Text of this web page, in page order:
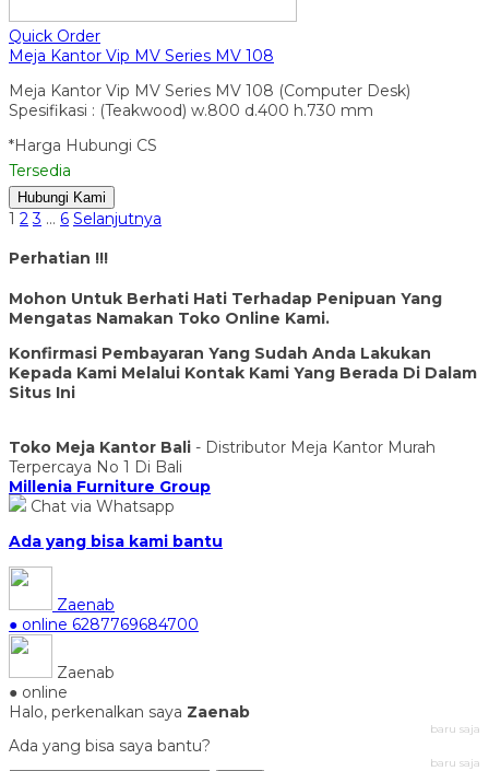
Quick Order
Meja Kantor Vip MV Series MV 108
Meja Kantor Vip MV Series MV 108 (Computer Desk)
Spesifikasi : (Teakwood) w.800 d.400 h.730 mm
*Harga Hubungi CS
Tersedia
Hubungi Kami
1 2 3 … 6 Selanjutnya
Perhatian !!!
Mohon Untuk Berhati Hati Terhadap Penipuan Yang
Mengatas Namakan Toko Online Kami.
Konfirmasi Pembayaran Yang Sudah Anda Lakukan
Kepada Kami Melalui Kontak Kami Yang Berada Di Dalam
Situs Ini
Toko Meja Kantor Bali - Distributor Meja Kantor Murah
Terpercaya No 1 Di Bali
Millenia Furniture Group
Chat via Whatsapp
Ada yang bisa kami bantu
Zaenab
● online 6287769684700
Zaenab
● online
Halo, perkenalkan saya Zaenab
baru saja
Ada yang bisa saya bantu?
baru saja